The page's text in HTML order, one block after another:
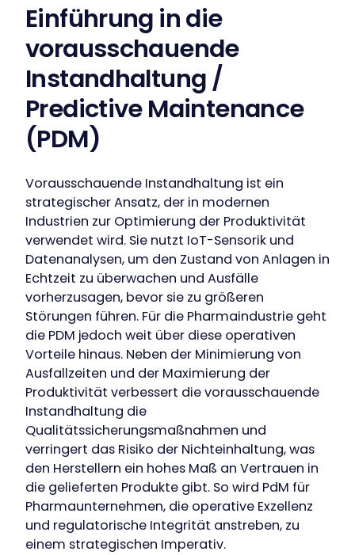
Einführung in die
vorausschauende
Instandhaltung /
Predictive Maintenance
(PDM)
Vorausschauende Instandhaltung ist ein
strategischer Ansatz, der in modernen
Industrien zur Optimierung der Produktivität
verwendet wird. Sie nutzt IoT-Sensorik und
Datenanalysen, um den Zustand von Anlagen in
Echtzeit zu überwachen und Ausfälle
vorherzusagen, bevor sie zu größeren
Störungen führen. Für die Pharmaindustrie geht
die PDM jedoch weit über diese operativen
Vorteile hinaus. Neben der Minimierung von
Ausfallzeiten und der Maximierung der
Produktivität verbessert die vorausschauende
Instandhaltung die
Qualitätssicherungsmaßnahmen und
verringert das Risiko der Nichteinhaltung, was
den Herstellern ein hohes Maß an Vertrauen in
die gelieferten Produkte gibt. So wird PdM für
Pharmaunternehmen, die operative Exzellenz
und regulatorische Integrität anstreben, zu
einem strategischen Imperativ.